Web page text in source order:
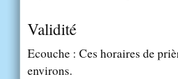
Validité
Ecouche : Ces horaires de
environs.